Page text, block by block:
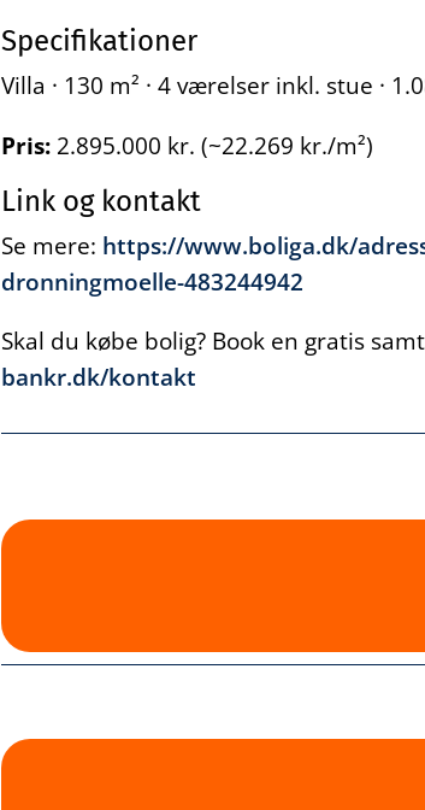
Specifikationer
Villa · 130 m² · 4 værelser inkl. stue ·
Pris:2.895.000 kr. (~22.269 kr./m²)
Link og kontakt
Se mere: https://www.boliga.dk/
dronningmoelle-483244942
Skal du købe bolig? Book en gratis
bankr.dk/kontakt